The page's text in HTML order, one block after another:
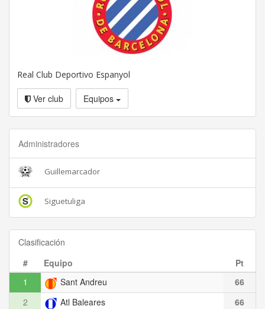
Real Club Deportivo Espanyol
Ver club Equipos
Administradores
Guillemarcador
Siguetuliga
Clasificación
#
Equipo
Pt
1
Sant Andreu
66
2
Atl Baleares
66